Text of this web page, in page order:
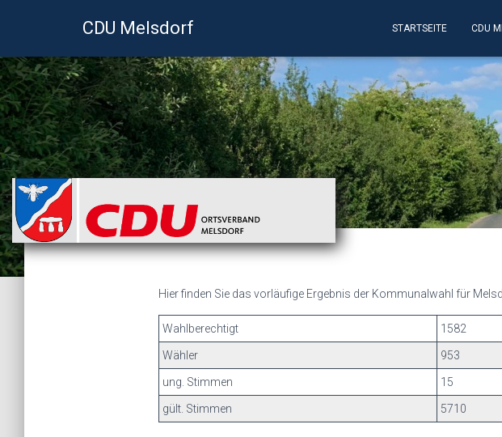
CDU Melsdorf STARTSEITE CDU
Hier finden Sie das vorläufige Ergebnis der Kommunalwahl für
Wahlberechtigt 1582
Wähler 953
ung. Stimmen 15
gült. Stimmen 5710